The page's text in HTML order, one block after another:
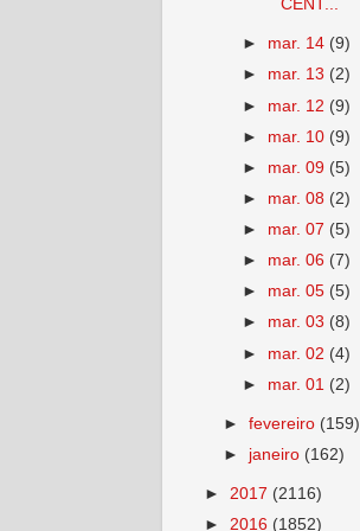
CENT...
► mar. 14 (9)
► mar. 13 (2)
► mar. 12 (9)
► mar. 10 (9)
► mar. 09 (5)
► mar. 08 (2)
► mar. 07 (5)
► mar. 06 (7)
► mar. 05 (5)
► mar. 03 (8)
► mar. 02 (4)
► mar. 01 (2)
►fevereiro (159)
► janeiro (162)
► 2017 (2116)
► 2016 (1852)